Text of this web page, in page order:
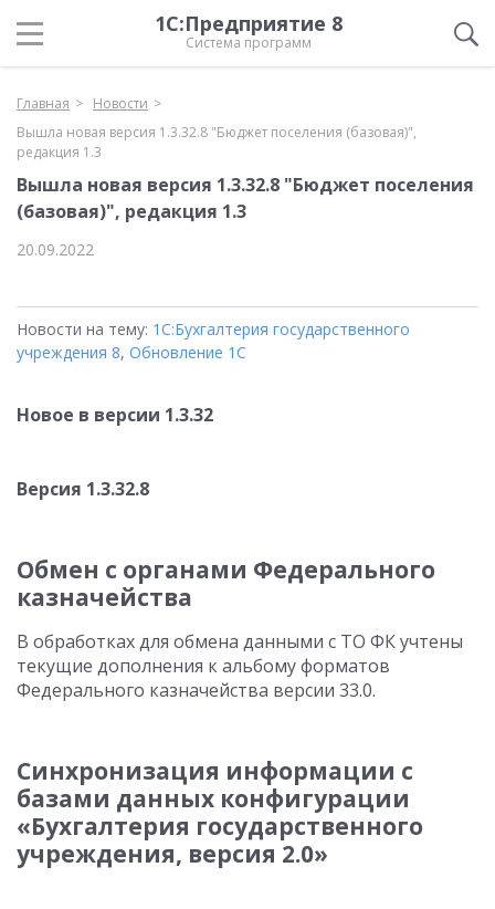
1С:Предприятие 8
Система программ
Главная
Новости
Вышла новая версия 1.3.32.8 "Бюджет поселения (базовая)",
редакция 1.3
Вышла новая версия 1.3.32.8 "Бюджет поселения
(базовая)", редакция 1.3
20.09.2022
Новости на тему: 1С:Бухгалтерия государственного
учреждения 8, Обновление 1С
Новое в версии 1.3.32
Версия 1.3.32.8
Обмен с органами Федерального
казначейства
В обработках для обмена данными с ТО ФК учтены
текущие дополнения к альбому форматов
Федерального казначейства версии 33.0.
Синхронизация информации с
базами данных конфигурации
«Бухгалтерия государственного
учреждения, версия 2.0»